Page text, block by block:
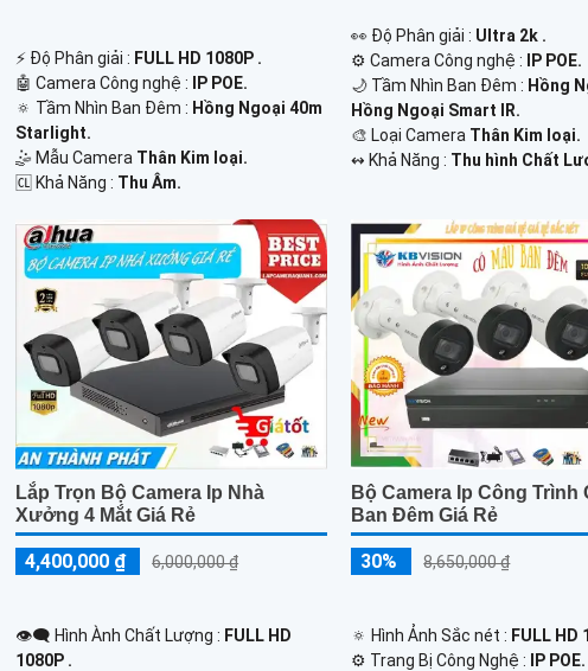
️⚡ Độ Phân giải : FULL HD 1080P .
🤖️ Camera Công nghệ :
IP POE.
🔅 Tầm Nhìn Ban Đêm : Hồng Ngoại 40m
Starlight.
🤹 Mẫu Camera Thân Kim loại.
️🆑 Khả Năng : Thu Âm.
️👀 Độ Phân giải : Ultra 2k .
⚙ Camera Công nghệ :
IP POE.
🌙 Tầm Nhìn Ban Đêm : Hồng
Hồng Ngoại Smart IR.
🎨 Loại Camera Thân Kim loại.
️↭ Khả Năng : Thu hình Chất
Lắp Trọn Bộ Camera Ip Nhà
Xưởng 4 Mắt Giá Rẻ
4,400,000 ₫ 6,000,000 ₫
👁️‍🗨 Hình Ành Chất Lượng : FULL HD
1080P .
Bộ Camera Ip Công Trình
Ban Đêm Giá Rẻ
30% 8,650,000 ₫
🔅 Hình Ảnh Sắc nét : FULL HD
⚙ Trang Bị Công Nghệ :
IP POE.